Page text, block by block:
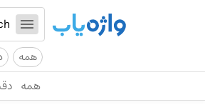
همه
همه